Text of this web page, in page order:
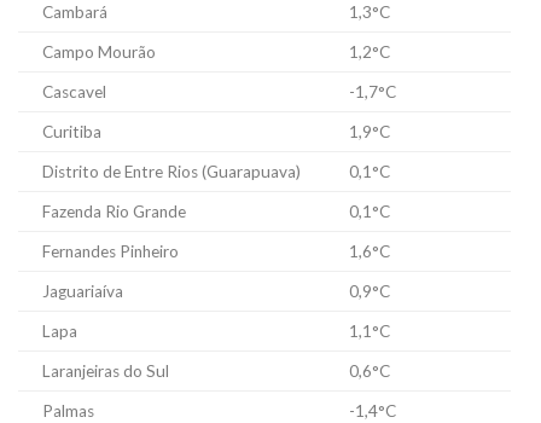
Cambará 1,3°C
Campo Mourão 1,2°C
Cascavel -1,7°C
Curitiba 1,9°C
Distrito de Entre Rios (Guarapuava) 0,1°C
Fazenda Rio Grande 0,1°C
Fernandes Pinheiro 1,6°C
Jaguariaíva 0,9°C
Lapa 1,1°C
Laranjeiras do Sul 0,6°C
Palmas -1,4°C